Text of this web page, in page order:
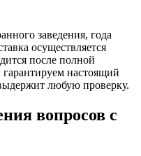
заведения, года
осуществляется
после полной
настоящий
любую проверку.
вопросов с